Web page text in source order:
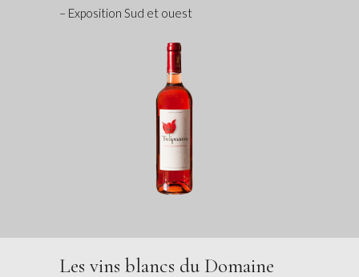
– Exposition Sud et ouest
Les vins blancs du Domaine